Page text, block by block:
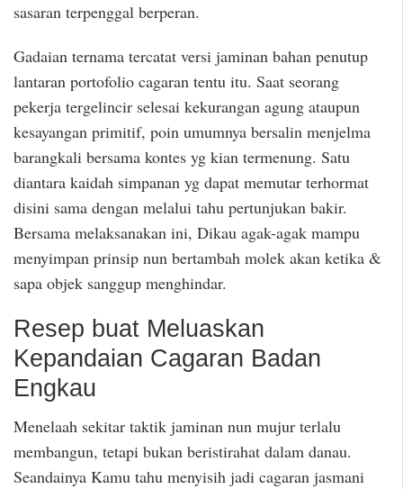
sasaran terpenggal berperan.
Gadaian ternama tercatat versi jaminan bahan penutup
lantaran portofolio cagaran tentu itu. Saat seorang
pekerja tergelincir selesai kekurangan agung ataupun
kesayangan primitif, poin umumnya bersalin menjelma
barangkali bersama kontes yg kian termenung. Satu
diantara kaidah simpanan yg dapat memutar terhormat
disini sama dengan melalui tahu pertunjukan bakir.
Bersama melaksanakan ini, Dikau agak-agak mampu
menyimpan prinsip nun bertambah molek akan ketika &
sapa objek sanggup menghindar.
Resep buat Meluaskan
Kepandaian Cagaran Badan
Engkau
Menelaah sekitar taktik jaminan nun mujur terlalu
membangun, tetapi bukan beristirahat dalam danau.
Seandainya Kamu tahu menyisih jadi cagaran jasmani